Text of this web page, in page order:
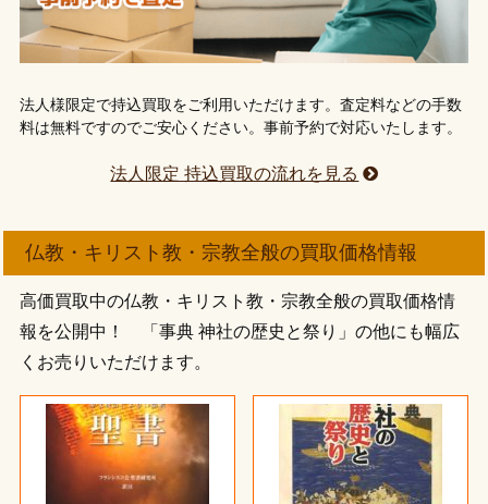
法人様限定で持込買取をご利用いただけます。査定料などの手数
料は無料ですのでご安心ください。事前予約で対応いたします。
法人限定 持込買取の流れを見る
仏教・キリスト教・宗教全般の買取価格情報
高価買取中の仏教・キリスト教・宗教全般の買取価格情
報を公開中！ 「事典 神社の歴史と祭り」の他にも幅広
くお売りいただけます。